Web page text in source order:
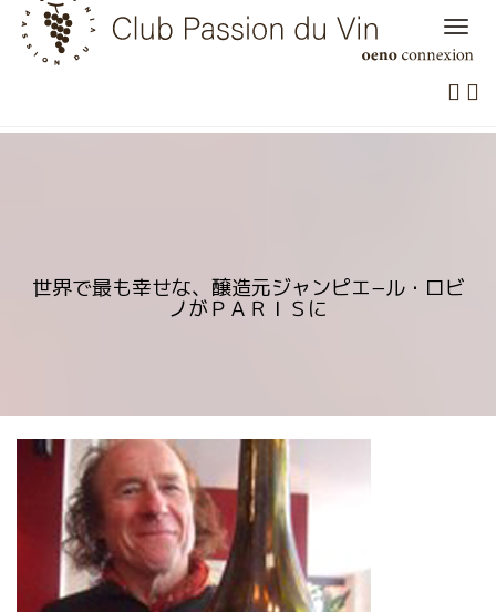
Skip
content
世界で最も幸せな、醸造元ジャンピエ−ル・ロビ
ノがＰＡＲＩＳに